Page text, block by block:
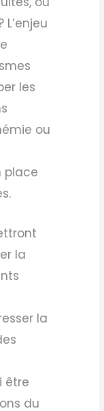
les
ou
place
la
la
être
du